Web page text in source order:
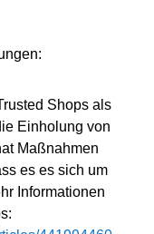
Shops als
Einholung von
Maßnahmen
es es sich um
Informationen